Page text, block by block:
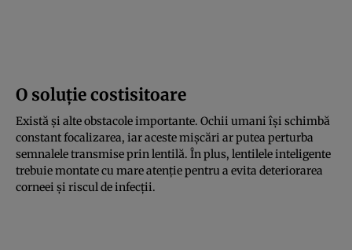
O soluție costisitoare
Există și alte obstacole importante. Ochii umani își schimbă
constant focalizarea, iar aceste mișcări ar putea perturba
semnalele transmise prin lentilă. În plus, lentilele inteligente
trebuie montate cu mare atenție pentru a evita deteriorarea
corneei și riscul de infecții.